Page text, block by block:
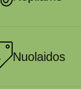
Nuolaidos